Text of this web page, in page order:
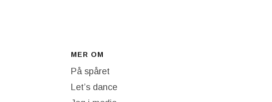
MER OM
På spåret
Let’s dance